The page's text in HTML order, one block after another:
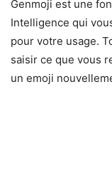
Genmoji est une
Intelligence qui
pour votre usage.
saisir ce que vous
un emoji